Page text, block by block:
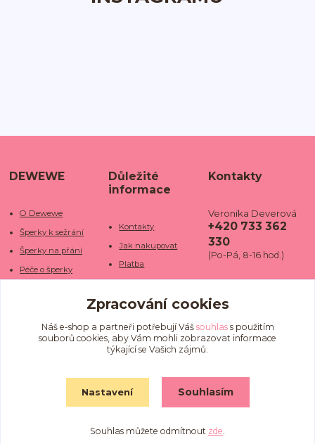
DEWEWE
O Dewewe
Šperky k sežrání
Šperky na přání
Péče o šperky
Kamenné obchody
Fotogalerie
Důležité
informace
Kontakty
Jak nakupovat
Platba
Doba dodání
Doprava
Obchodní podmínky
Ochrana osobních
Kontakty
Veronika Deverová
+420 733 362
330
(Po-Pá, 8-16 hod.)
we.cz
Vytvořeno na Eshop-rychle.cz
Zpracování cookies
Náš e-shop a partneři potřebují Váš souhlass použitím
souborů cookies, aby Vám mohli zobrazovat informace
týkající se Vašich zájmů.
Nastavení Souhlasím
Souhlas můžete odmítnout zde